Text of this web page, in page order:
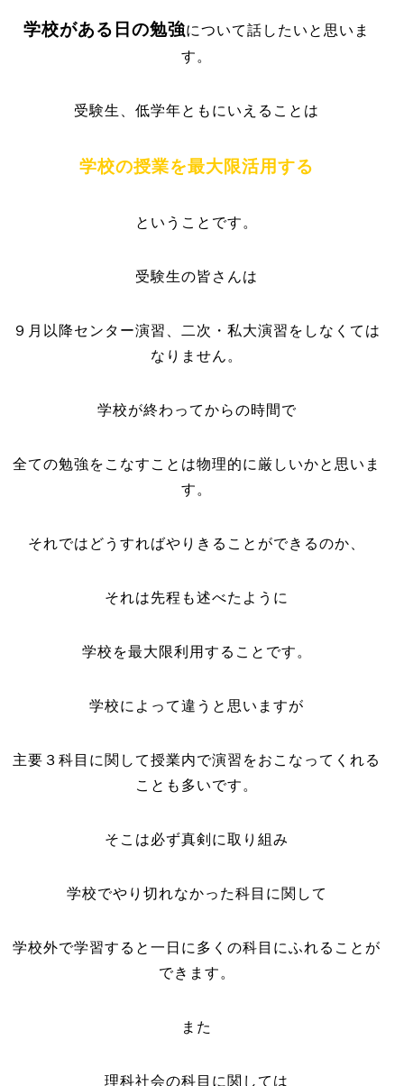
学校がある日の勉強について話したいと思いま
す。
受験生、低学年ともにいえること は
学校の授業を最大限活用する
ということです。
受験生の皆さんは
９月以降センター演習、二次・私大演習をしなくては
なりません。
学校が終わってからの時間で
全ての勉強をこなすことは物理的に厳しいかと思いま
す。
それではどうすればやりきることができるのか、
それは先程も述べたように
学校を最大限利用することです。
学校によって違うと思いますが
主要３科目に関して授業内で演習をおこなってくれる
ことも多いです。
そこは必ず真剣に取り組み
学校でやり切れなかった科目に関して
学校外で学習すると一日に多くの科目にふれることが
できます。
また
理科社会の科目に関しては